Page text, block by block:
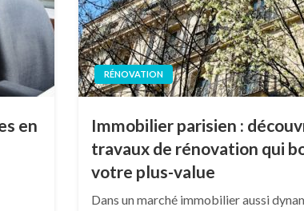
en
RÉNOVATION
Immobilier parisien :
travaux de rénovation qui
votre plus-value
Dans un marché immobilier aussi